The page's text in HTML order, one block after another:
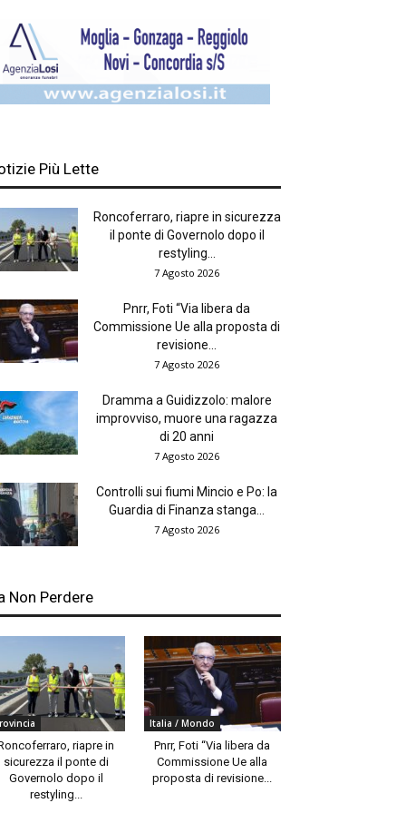
Più Lette
Roncoferraro, riapre in sicurezza
il ponte di Governolo dopo il
restyling...
7 Agosto 2026
Pnrr, Foti “Via libera da
Commissione Ue alla proposta di
revisione...
7 Agosto 2026
Dramma a Guidizzolo: malore
improvviso, muore una ragazza
di 20 anni
7 Agosto 2026
Controlli sui fiumi Mincio e Po: la
Guardia di Finanza stanga...
7 Agosto 2026
Non Perdere
riapre in
sicurezza il ponte di
Governolo dopo il
restyling...
Italia / Mondo
Pnrr, Foti “Via libera da
Commissione Ue alla
proposta di revisione...